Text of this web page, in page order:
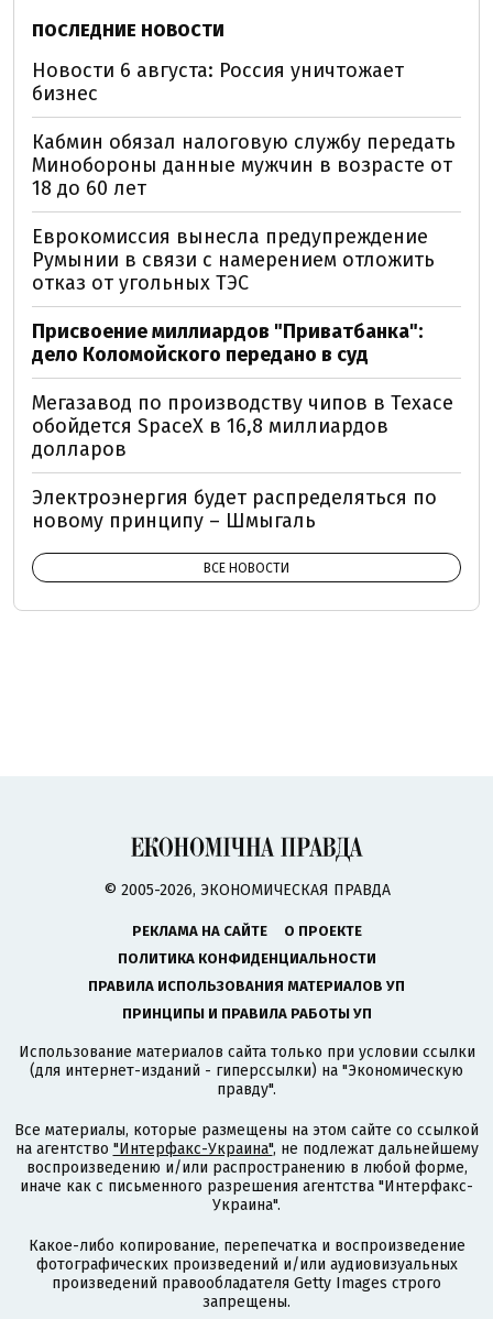
ПОСЛЕДНИЕ НОВОСТИ
Новости 6 августа: Россия уничтожает
бизнес
Кабмин обязал налоговую службу передать
Минобороны данные мужчин в возрасте от
18 до 60 лет
Еврокомиссия вынесла предупреждение
Румынии в связи с намерением отложить
отказ от угольных ТЭС
Присвоение миллиардов "Приватбанка":
дело Коломойского передано в суд
Мегазавод по производству чипов в Техасе
обойдется SpaceX в 16,8 миллиардов
долларов
Электроэнергия будет распределяться по
новому принципу – Шмыгаль
ВСЕ НОВОСТИ
© 2005-2026, ЭКОНОМИЧЕСКАЯ ПРАВДА
РЕКЛАМА НА САЙТЕ
О ПРОЕКТЕ
ПОЛИТИКА КОНФИДЕНЦИАЛЬНОСТИ
ПРАВИЛА ИСПОЛЬЗОВАНИЯ МАТЕРИАЛОВ УП
ПРИНЦИПЫ И ПРАВИЛА РАБОТЫ УП
Использование материалов сайта только при условии ссылки
(для интернет-изданий - гиперссылки) на "Экономическую
правду".
Все материалы, которые размещены на этом сайте со ссылкой
на агентство "Интерфакс-Украина", не подлежат дальнейшему
воспроизведению и/или распространению в любой форме,
иначе как с письменного разрешения агентства "Интерфакс-
Украина".
Какое-либо копирование, перепечатка и воспроизведение
фотографических произведений и/или аудиовизуальных
произведений правообладателя Getty Images строго
запрещены.